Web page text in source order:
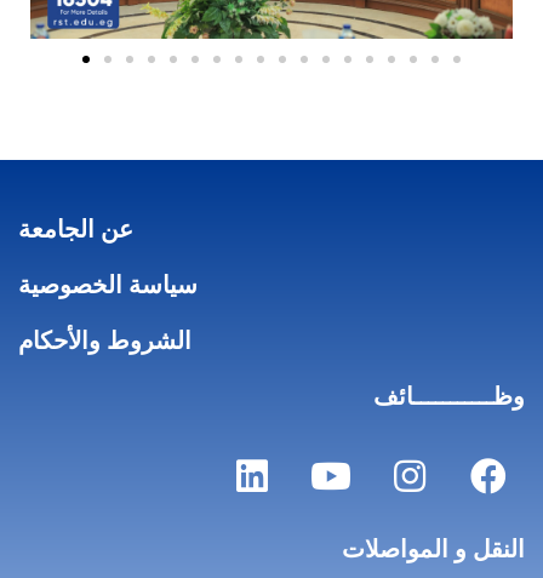
عن الجامعة
سياسة الخصوصية
الشروط والأحكام
وظـــــــــــائف
النقل و المواصلات